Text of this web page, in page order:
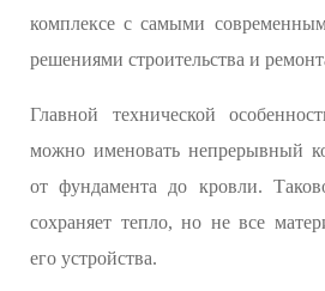
комплексе с самыми
решениями строительства и
Главной технической
можно именовать непрерывный
от фундамента до кровли.
сохраняет тепло, но не все
его устройства.